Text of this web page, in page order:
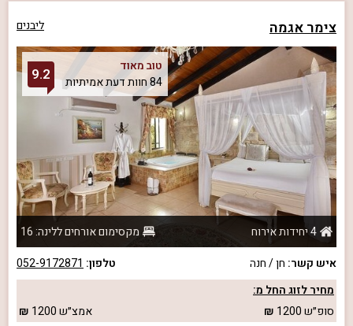
צימר אגמה ליבנים
טוב מאוד
84 חוות דעת אמיתיות
9.2
4 יחידות אירוח
מקסימום אורחים ללינה: 16
איש קשר: חן / חנה טלפון: 052-9172871
מחיר לזוג החל מ:
סופ״ש1200 אמצ״ש1200